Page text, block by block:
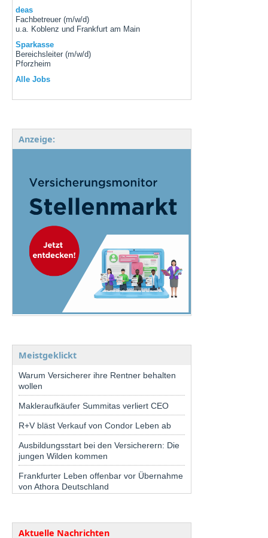
deas
Fachbetreuer (m/w/d)
u.a. Koblenz und Frankfurt am Main
Sparkasse
Bereichsleiter (m/w/d)
Pforzheim
Alle Jobs
Anzeige:
Meistgeklickt
Warum Versicherer ihre Rentner behalten
wollen
Makleraufkäufer Summitas verliert CEO
R+V bläst Verkauf von Condor Leben ab
Ausbildungsstart bei den Versicherern: Die
jungen Wilden kommen
Frankfurter Leben offenbar vor Übernahme
von Athora Deutschland
Aktuelle Nachrichten